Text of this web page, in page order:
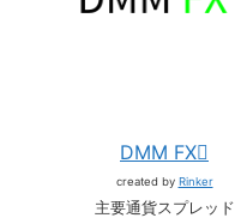
DMM FX
created by Rinker
主要通貨スプレッド